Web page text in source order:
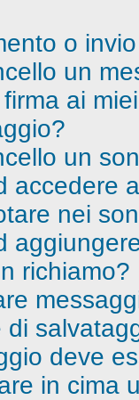
o
un
ai
un
accedere
nei
richiamo?
di
deve
in cima